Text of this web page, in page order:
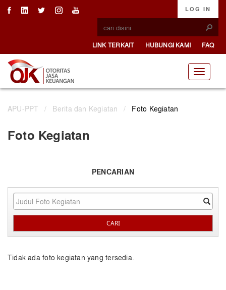
LOG IN
LINK TERKAIT HUBUNGI KAMI FAQ
APU-PPT / Berita dan Kegiatan / Foto Kegiatan
Foto Kegiatan
PENCARIAN
Tidak ada foto kegiatan yang tersedia.